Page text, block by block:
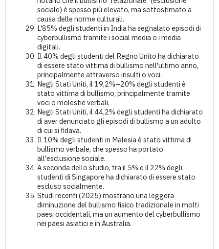
sociale) è spesso più elevato, ma sottostimato a
causa delle norme culturali.
L'85% degli studenti in India ha segnalato episodi di
cyberbullismo tramite i social media o i media
digitali.
Il 40% degli studenti del Regno Unito ha dichiarato
di essere stato vittima di bullismo nell'ultimo anno,
principalmente attraverso insulti o voci.
Negli Stati Uniti, il 19,2%–20% degli studenti è
stato vittima di bullismo, principalmente tramite
voci o molestie verbali.
Negli Stati Uniti, il 44,2% degli studenti ha dichiarato
di aver denunciato gli episodi di bullismo a un adulto
di cui si fidava.
Il 10% degli studenti in Malesia è stato vittima di
bullismo verbale, che spesso ha portato
all'esclusione sociale.
A seconda dello studio, tra il 5% e il 22% degli
studenti di Singapore ha dichiarato di essere stato
escluso socialmente.
Studi recenti (2025) mostrano una leggera
diminuzione del bullismo fisico tradizionale in molti
paesi occidentali, ma un aumento del cyberbullismo
nei paesi asiatici e in Australia.